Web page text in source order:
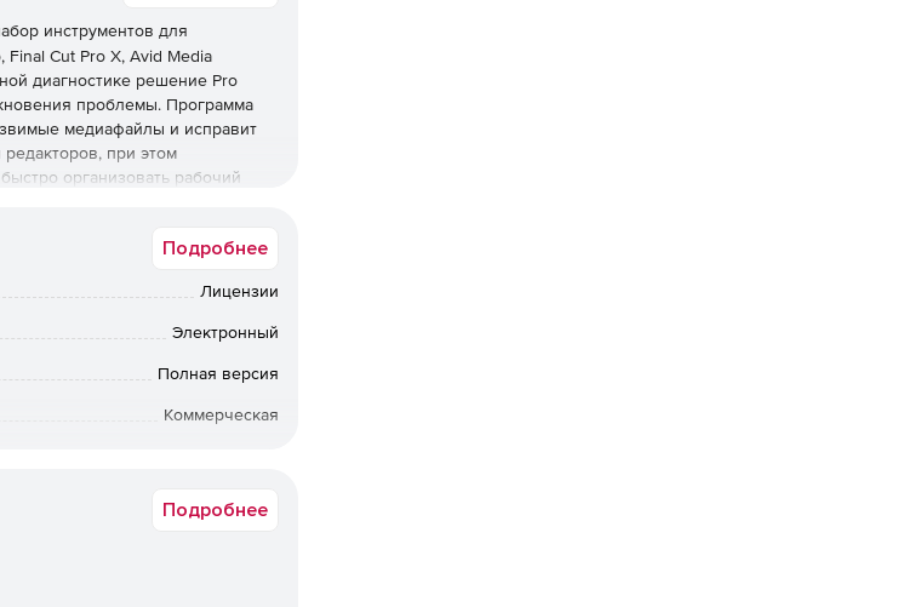
инструментов для
Cut Pro X, Avid Media
диагностике решение Pro
проблемы. Программа
медиафайлы и исправит
при этом
организовать рабочий
Подробнее
Лицензии
Электронный
Полная версия
Коммерческая
Подробнее